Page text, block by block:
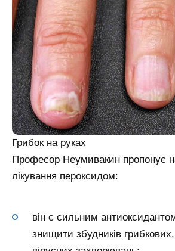
Грибок на руках
Професор Неумивакин пропонує
лікування пероксидом:
він є сильним
знищити збудників грибкових,